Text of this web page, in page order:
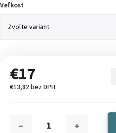
Veľkosť
€17
€13,82 bez DPH